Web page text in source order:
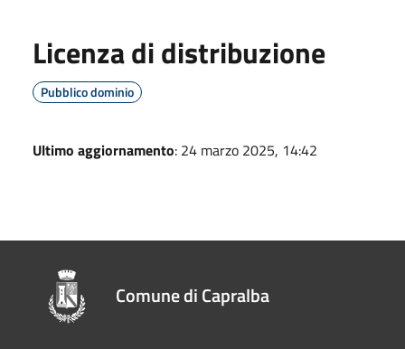
Licenza di distribuzione
Pubblico dominio
Ultimo aggiornamento: 24 marzo 2025, 14:42
Comune di Capralba